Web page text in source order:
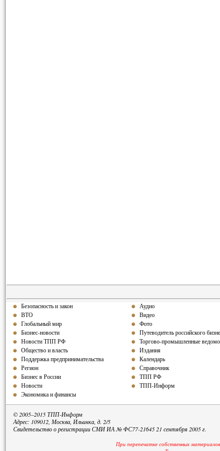
Безопасность и закон
ВТО
Глобальный мир
Бизнес-новости
Новости ТПП РФ
Общество и власть
Поддержка предпринимательства
Регион
Бизнес в России
Новости
Экономика и финансы
Аудио
Видео
Фото
Путеводитель российского
Торгово-промышленные
Издания
Календарь
Справочник
ТПП РФ
ТПП-Информ
© 2005–2015 ТПП-Информ
Адрес: 109012, Москва, Ильинка, д. 2/5
Свидетельство о регистрации СМИ ИА № ФС77-21645 21 сентября 2005 г.
При перепечатке собственных